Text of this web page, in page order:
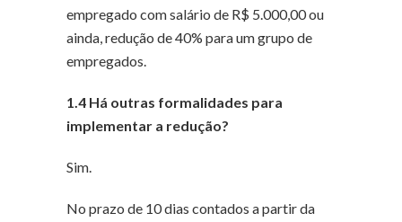
empregado com salário de R$ 5.000,00 ou
ainda, redução de 40% para um grupo de
empregados.
1.4 Há outras formalidades para
implementar a redução?
Sim.
No prazo de 10 dias contados a partir da